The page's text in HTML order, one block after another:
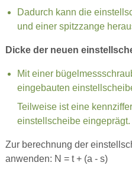
Dadurch kann die
und einer spitzzange
Dicke der neuen
Mit einer
eingebauten
Teilweise ist eine
einstellscheibe eingeprägt.
Zur berechnung der
anwenden: N = t + (a - s)